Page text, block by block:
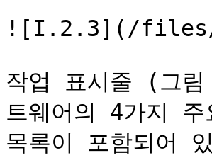
![I.2.3](/files/
작업 표시줄 (그
트웨어의 4가지
목록이 포함되어